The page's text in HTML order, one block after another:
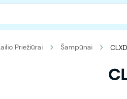
Priežiūrai Šampūnai